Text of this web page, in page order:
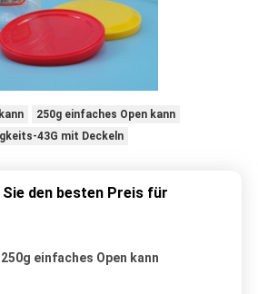
250g einfaches Open kann
43G mit Deckeln
Sie den besten Preis für
250g einfaches Open kann